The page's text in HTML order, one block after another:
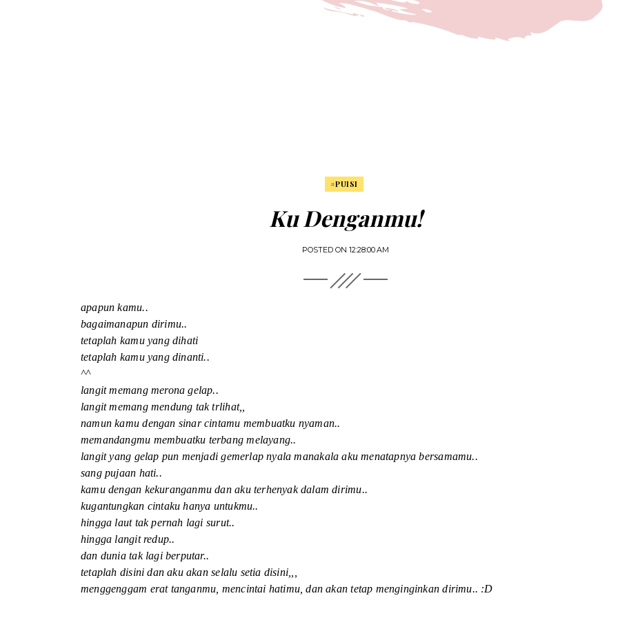
#PUISI
Ku Denganmu!
POSTED ON 12:28:00 AM
apapun kamu..
bagaimanapun dirimu..
tetaplah kamu yang dihati
tetaplah kamu yang dinanti..
^^
langit memang merona gelap..
langit memang mendung tak trlihat,,
namun kamu dengan sinar cintamu membuatku nyaman..
memandangmu membuatku terbang melayang..
langit yang gelap pun menjadi gemerlap nyala manakala aku menatapnya bersamamu..
sang pujaan hati..
kamu dengan kekuranganmu dan aku terhenyak dalam dirimu..
kugantungkan cintaku hanya untukmu..
hingga laut tak pernah lagi surut..
hingga langit redup..
dan dunia tak lagi berputar..
tetaplah disini dan aku akan selalu setia disini,,,
menggenggam erat tanganmu, mencintai hatimu, dan akan tetap menginginkan dirimu.. :D